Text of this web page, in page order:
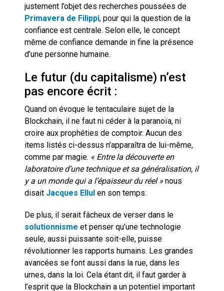
justement l’objet des recherches poussées de
Primavera de Filippi, pour qui la question de la
confiance est centrale. Selon elle, le concept
même de confiance demande in fine la présence
d’une personne humaine.
Le futur (du capitalisme) n’est
pas encore écrit :
Quand on évoque le tentaculaire sujet de la
Blockchain, il ne faut ni céder à la paranoïa, ni
croire aux prophéties de comptoir. Aucun des
items listés ci-dessus n’apparaîtra de lui-même,
comme par magie. « Entre la découverte en
laboratoire d’une technique et sa généralisation, il
y a un monde qui a l’épaisseur du réel » nous
disait Jacques Ellul en son temps.
De plus, il serait fâcheux de verser dans le
solutionnisme et penser qu’une technologie
seule, aussi puissante soit-elle, puisse
révolutionner les rapports humains. Les grandes
avancées se font aussi dans la rue, dans les
urnes, dans la loi. Cela étant dit, il faut garder à
l’esprit que la Blockchain a un potentiel important